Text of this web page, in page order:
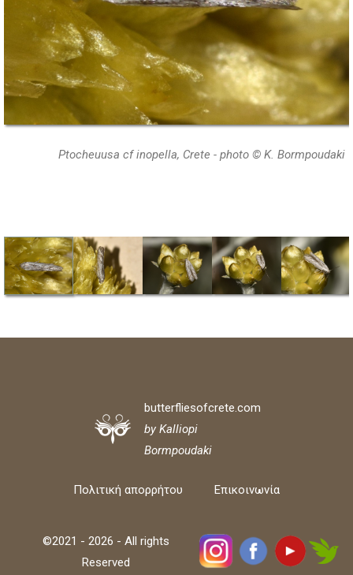
Ptocheuusa cf inopella, Crete - photo © K. Bormpoudaki
butterfliesofcrete.com
by Kalliopi
Bormpoudaki
Πολιτική απορρήτου Επικοινωνία
©2021 - 2026 - All rights
Reserved